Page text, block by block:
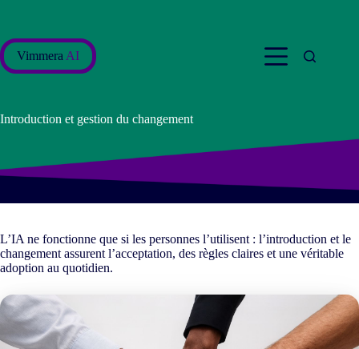
Vimmera AI
Introduction et gestion du changement
L’IA ne fonctionne que si les personnes l’utilisent : l’introduction et le
changement assurent l’acceptation, des règles claires et une véritable
adoption au quotidien.